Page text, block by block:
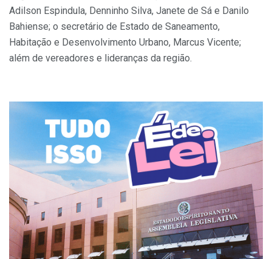
Adilson Espindula, Denninho Silva, Janete de Sá e Danilo
Bahiense; o secretário de Estado de Saneamento,
Habitação e Desenvolvimento Urbano, Marcus Vicente;
além de vereadores e lideranças da região.